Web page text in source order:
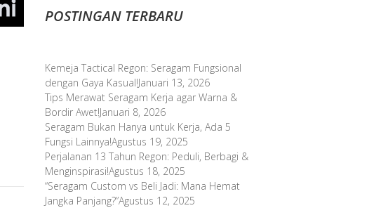
POSTINGAN TERBARU
Kemeja Tactical Regon: Seragam Fungsional
dengan Gaya Kasual!Januari 13, 2026
Tips Merawat Seragam Kerja agar Warna &
Bordir Awet!Januari 8, 2026
Seragam Bukan Hanya untuk Kerja, Ada 5
Fungsi Lainnya!Agustus 19, 2025
Perjalanan 13 Tahun Regon: Peduli, Berbagi &
Menginspirasi!Agustus 18, 2025
“Seragam Custom vs Beli Jadi: Mana Hemat
Jangka Panjang?”Agustus 12, 2025